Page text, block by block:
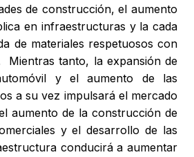
de construcción, el aumento
en infraestructuras y la cada
de materiales respetuosos con
Mientras tanto, la expansión de
y el aumento de las
a su vez impulsará el mercado
aumento de la construcción de
y el desarrollo de las
conducirá a aumentar